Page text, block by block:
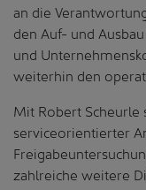
an die
den Auf- und
und
weiterhin den
Mit Robert Scheurle
serviceorientierter
zahlreiche weitere